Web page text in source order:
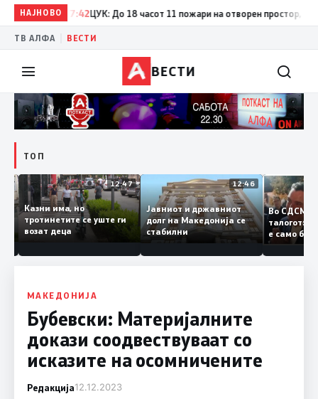
НАЈНОВО
17:42 ЦУК: До 18 часот 11 пожари на отворен простор, од кои
ТВ АЛФА ВЕСТИ
ВЕСТИ
ТОП
12:50
и
12:47
Казни има, но
тротинетите се уште ги
возат деца
12:46
Јавниот и државниот
долг на Македонија се
стабилни
Во
е само
копија
Заев
МАКЕДОНИЈА
Бубевски: Материјалните
докази соодвествуваат со
исказите на осомничените
Редакција12.12.2023